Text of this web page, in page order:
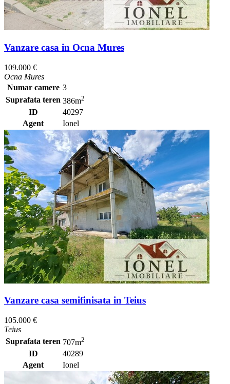
Vanzare casa in Ocna Mures
109.000 €
Ocna Mures
Numar camere 3
Suprafata teren 386m2
ID
40297
Agent
Ionel
Vanzare casa semifinisata in Teius
105.000 €
Teius
Suprafata teren 707m2
ID
40289
Agent
Ionel